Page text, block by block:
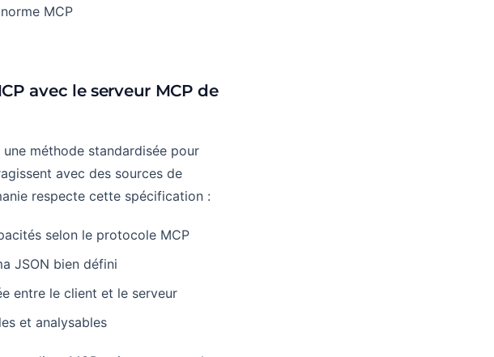
MCP
avec le serveur MCP de
méthode standardisée pour
avec des sources de
respecte cette spécification :
selon le protocole MCP
JSON bien défini
entre le client et le serveur
et analysables